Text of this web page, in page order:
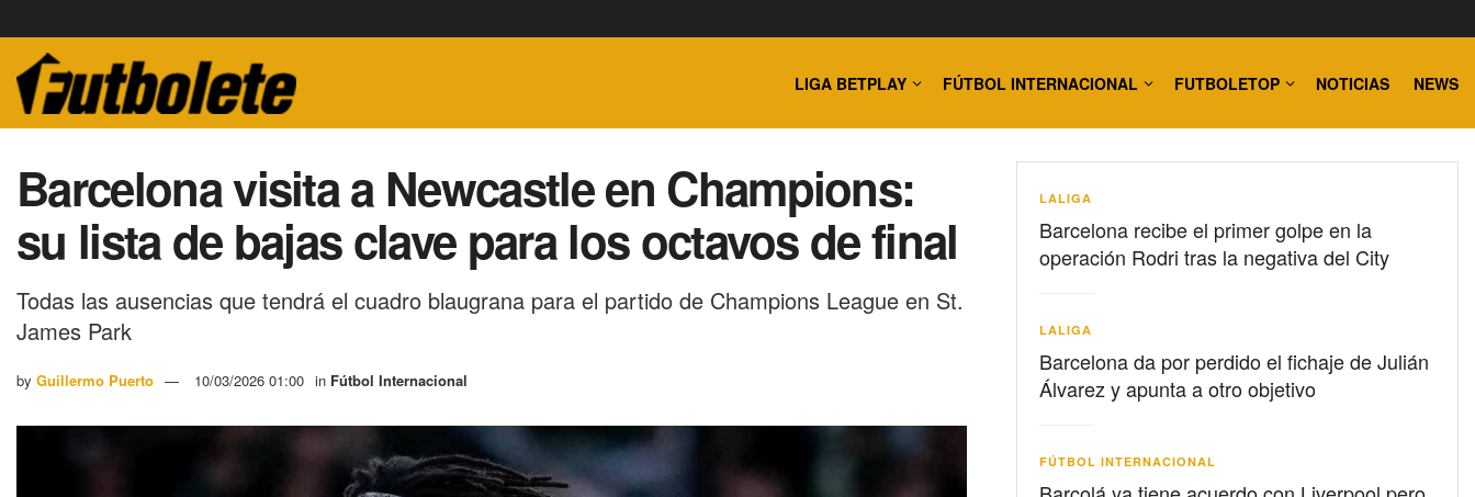
LIGA BETPLAY FÚTBOL INTERNACIONAL FUTBOLETOP NOTICIAS NEWS
Barcelona visita a Newcastle en Champions:
su lista de bajas clave para los octavos de final
Todas las ausencias que tendrá el cuadro blaugrana para el partido de Champions League en St.
James Park
by Guillermo Puerto 10/03/2026 01:00 in Fútbol Internacional
LALIGA
Barcelona recibe el primer golpe en la
operación Rodri tras la negativa del City
LALIGA
Barcelona da por perdido el fichaje de Julián
Álvarez y apunta a otro objetivo
FÚTBOL INTERNACIONAL